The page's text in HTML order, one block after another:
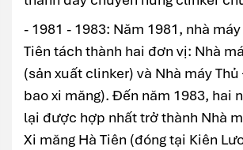
- 1981 - 1983: Năm 1981, nhà
Tiên tách thành hai đơn vị: Nhà
(sản xuất clinker) và Nhà máy
bao xi măng). Đến năm 1983, hai
lại được hợp nhất trở thành Nhà
Xi măng Hà Tiên (đóng tại Kiên